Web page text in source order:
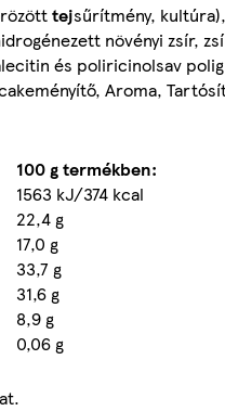
tejsűrítmény,
növényi zsír,
és poliricinolsav
Aroma,
100 g termékben:
1563 kJ/374 kcal
22,4 g
17,0 g
33,7 g
31,6 g
8,9 g
0,06 g